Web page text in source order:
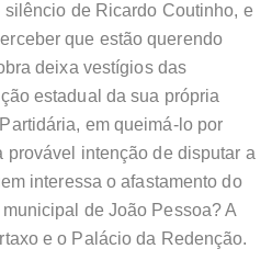
de Ricardo Coutinho, e
que estão querendo
deixa vestígios das
estadual da sua própria
em queimá-lo por
provável intenção de disputar a
interessa o afastamento do
de João Pessoa? A
e o Palácio da Redenção.